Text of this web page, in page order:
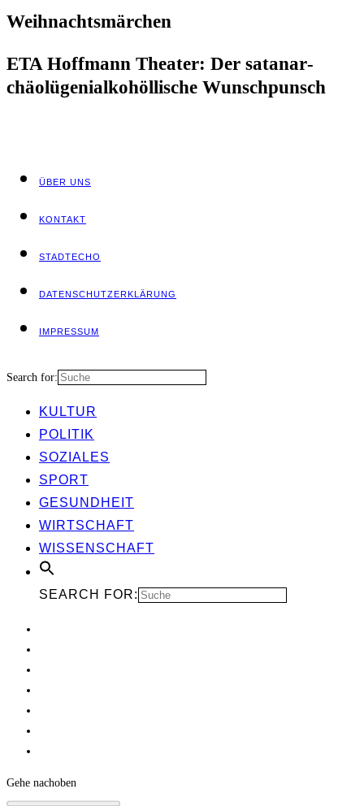
Weih­nachts­mär­chen
ETA Hoff­mann Thea­ter: Der satanar­
chäolü­ge­ni­al­ko­h­öl­li­sche Wunschpunsch
ÜBER UNS
KON­TAKT
STADT­ECHO
DATEN­SCHUTZ­ER­KLÄ­RUNG
IMPRES­SUM
Search for:
KUL­TUR
POLI­TIK
SOZIA­LES
SPORT
GESUND­HEIT
WIRT­SCHAFT
WIS­SEN­SCHAFT
SEARCH FOR:
Gehe nachoben